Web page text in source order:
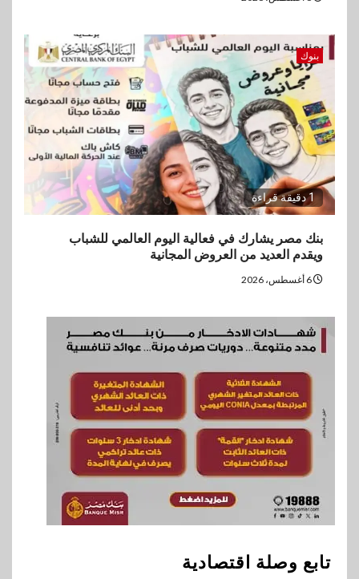
بنوك
1 دقيقة قراءة
بنك مصر يشارك في فعالية اليوم العالمي للشباب
ويقدم العديد من العروض المجانية
تابع وصلة اقتصادية